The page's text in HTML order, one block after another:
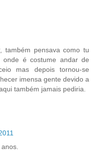
também pensava como tu
é costume andar de
mas depois tornou-se
imensa gente devido a
também jamais pediria.